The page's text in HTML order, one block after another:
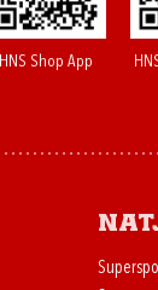
HNS Shop App